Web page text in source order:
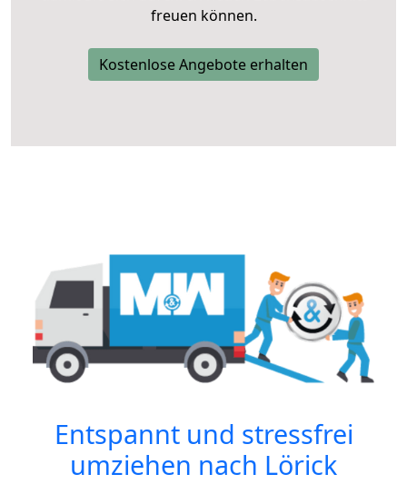
freuen können.
Kostenlose Angebote erhalten
Entspannt und stressfrei
umziehen nach Lörick